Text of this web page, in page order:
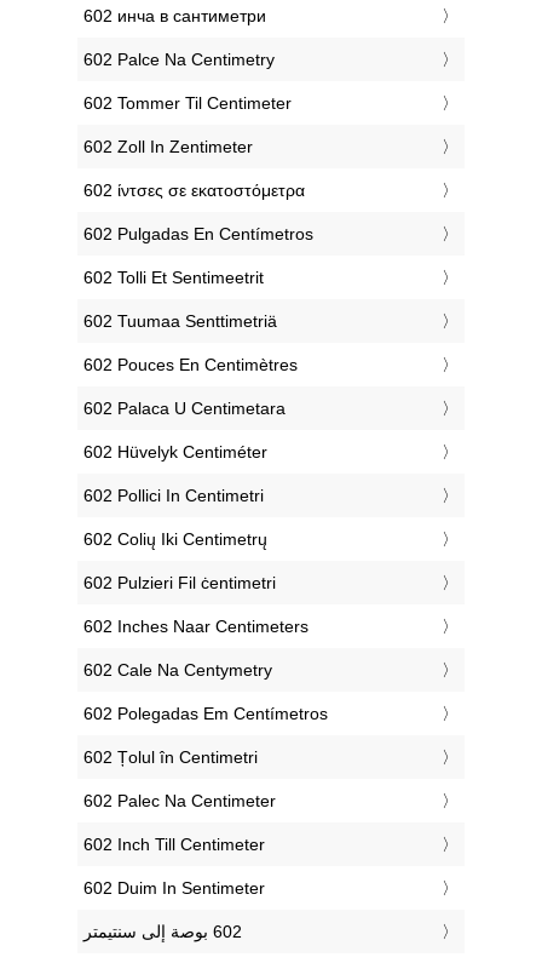
‎602 инча в сантиметри
‎602 Palce Na Centimetry
‎602 Tommer Til Centimeter
‎602 Zoll In Zentimeter
‎602 ίντσες σε εκατοστόμετρα
‎602 Pulgadas En Centímetros
‎602 Tolli Et Sentimeetrit
‎602 Tuumaa Senttimetriä
‎602 Pouces En Centimètres
‎602 Palaca U Centimetara
‎602 Hüvelyk Centiméter
‎602 Pollici In Centimetri
‎602 Colių Iki Centimetrų
‎602 Pulzieri Fil ċentimetri
‎602 Inches Naar Centimeters
‎602 Cale Na Centymetry
‎602 Polegadas Em Centímetros
‎602 Țolul în Centimetri
‎602 Palec Na Centimeter
‎602 Inch Till Centimeter
‎602 Duim In Sentimeter